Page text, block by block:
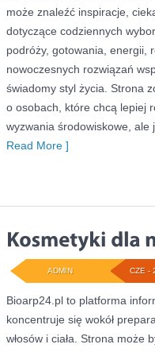
może znaleźć inspiracje,
dotyczące codziennych
podróży, gotowania, energii,
nowoczesnych rozwiązań
świadomy styl życia. Strona
o osobach, które chcą lepiej
wyzwania środowiskowe, ale
Read More ]
CZE -
ADMIN
Bioarp24.pl to platforma
koncentruje się wokół
włosów i ciała. Strona może